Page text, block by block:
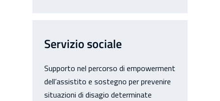
Servizio sociale
Supporto nel percorso di empowerment
dell’assistito e sostegno per prevenire
situazioni di disagio determinate